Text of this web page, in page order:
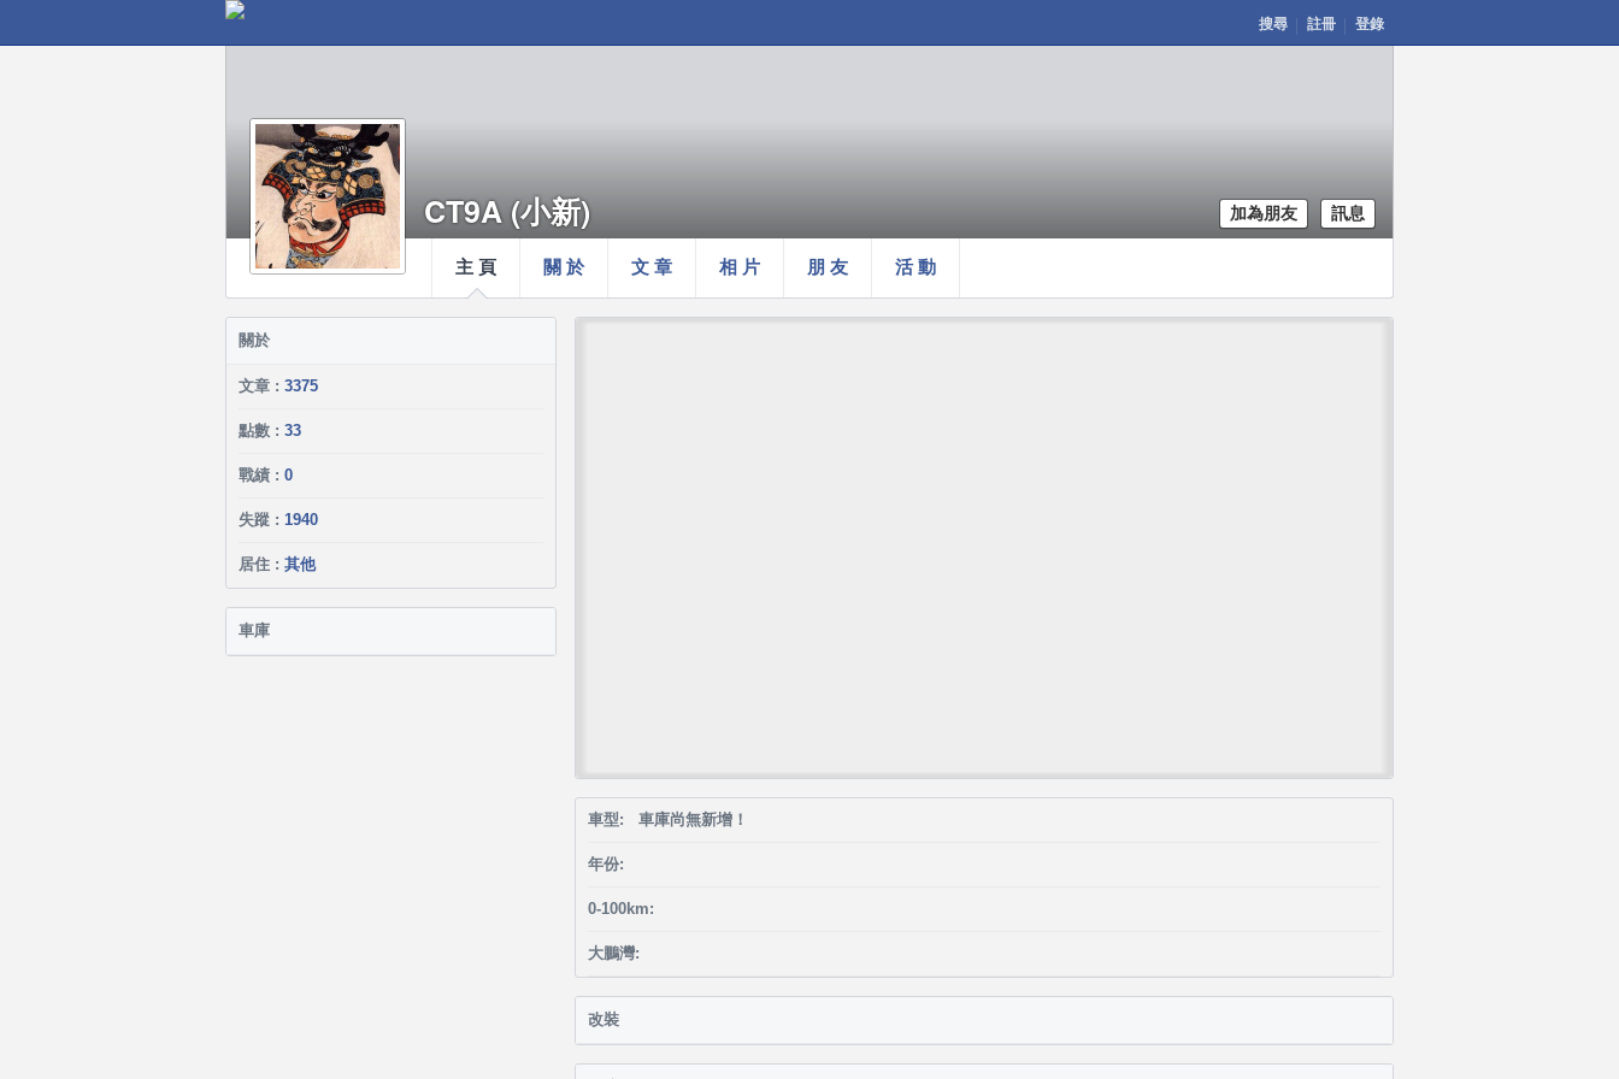
搜尋 註冊 登錄
主 頁 關 於 文 章 相 片 朋 友 活 動
CT9A (小新) 訊息
加為朋友
關於
文章 : 3375
點數 : 33
戰績 : 0
失蹤 : 1940
居住 : 其他
車庫
車型: 車庫尚無新增！
年份:
0-100km:
大鵬灣:
改裝